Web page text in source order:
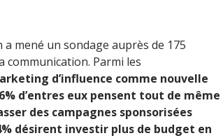
a mené un sondage auprès de 175
Parmi les
d’influence comme nouvelle
d’entres eux pensent tout de même
des campagnes sponsorisées
désirent investir plus de budget en